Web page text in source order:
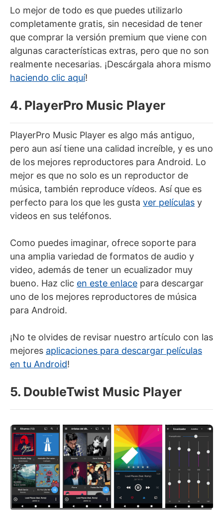
Lo mejor de todo es que puedes utilizarlo
completamente gratis, sin necesidad de tener
que comprar la versión premium que viene con
algunas características extras, pero que no son
realmente necesarias. ¡Descárgala ahora mismo
haciendo clic aquí!
4. PlayerPro Music Player
PlayerPro Music Player es algo más antiguo,
pero aun así tiene una calidad increíble, y es uno
de los mejores reproductores para Android. Lo
mejor es que no solo es un reproductor de
música, también reproduce vídeos. Así que es
perfecto para los que les gusta ver películas y
videos en sus teléfonos.
Como puedes imaginar, ofrece soporte para
una amplia variedad de formatos de audio y
video, además de tener un ecualizador muy
bueno. Haz clic en este enlace para descargar
uno de los mejores reproductores de música
para Android.
¡No te olvides de revisar nuestro artículo con las
mejores aplicaciones para descargar películas
en tu Android!
5. DoubleTwist Music Player